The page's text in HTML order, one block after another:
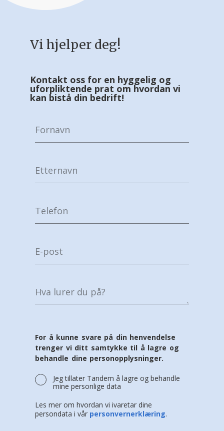
Vi hjelper deg!
Kontakt oss for en hyggelig og
uforpliktende prat om hvordan vi
kan bistå din bedrift!
For å kunne svare på din henvendelse
trenger vi ditt samtykke til å lagre og
behandle dine personopplysninger.
Jeg tillater Tandem å lagre og behandle
mine personlige data
Les mer om hvordan vi ivaretar dine
persondata i vår personvernerklæring.